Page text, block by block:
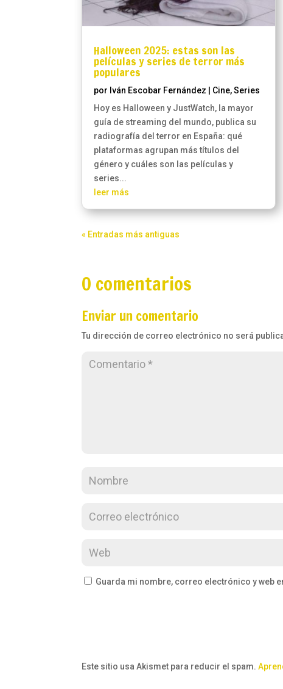
Halloween 2025: estas son las
películas y series de terror más
populares
por Iván Escobar Fernández Cine,Series
Hoy es Halloween y JustWatch, la mayor
guía de streaming del mundo, publica su
radiografía del terror en España: qué
plataformas agrupan más títulos del
género y cuáles son las películas y
series...
leer más
« Entradas más antiguas
0 comentarios
Enviar un comentario
Tu dirección de correo electrónico no será
Guarda mi nombre, correo electrónico y web
Este sitio usa Akismet para reducir el spam.